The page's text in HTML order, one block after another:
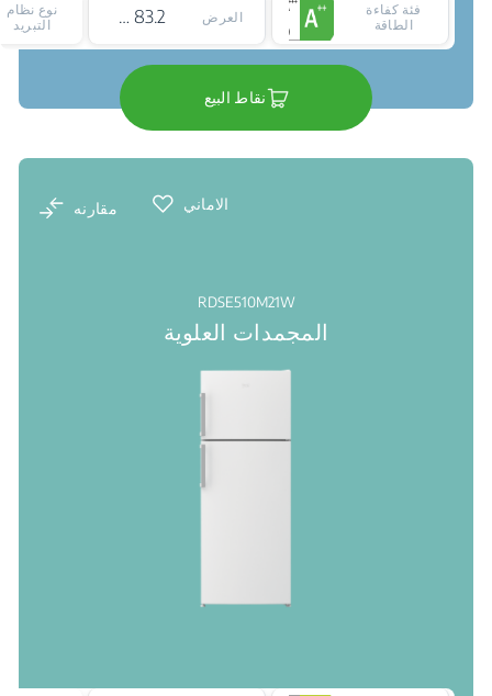
فئة كفاءة
الطاقة
العرض 83.2 cm
نوع نظام
التبريد
نقاط البيع
الاماني مقارنه
RDSE510M21W
المجمدات العلوية